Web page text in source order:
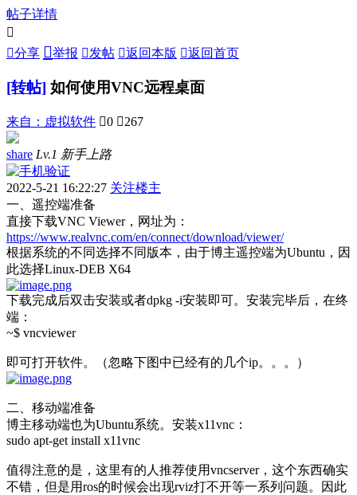
帖子详情

分享 举报 发帖 返回本版 返回首页
[转帖] 如何使用VNC远程桌面
来自： 虚拟软件 0 267
share Lv.1 新手上路
2022-5-21 16:22:27 关注楼主
一、遥控端准备
直接下载VNC Viewer，网址为：
https://www.realvnc.com/en/connect/download/viewer/
根据系统的不同选择不同版本，由于博主遥控端为Ubuntu，因
此选择Linux-DEB X64
下载完成后双击安装或者dpkg -i安装即可。安装完毕后，在终
端：
~$ vncviewer
即可打开软件。（忽略下图中已经有的几个ip。。。）
二、移动端准备
博主移动端也为Ubuntu系统。安装x11vnc：
sudo apt-get install x11vnc
值得注意的是，这里有的人推荐使用vncserver，这个东西确实
不错，但是用ros的时候会出现rviz打不开等一系列问题。因此